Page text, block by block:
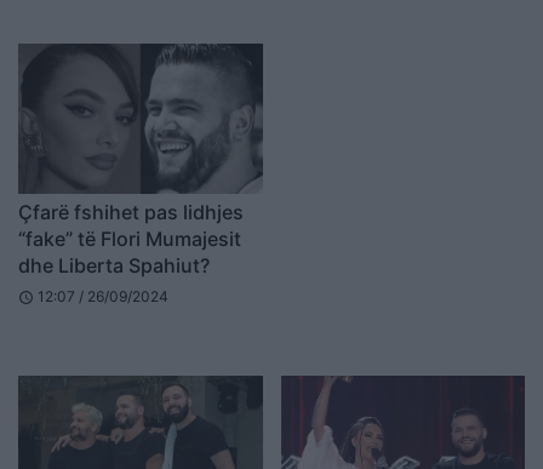
sfond?
Çfarë fshihet pas lidhjes
“fake” të Flori Mumajesit
dhe Liberta Spahiut?
schedule 12:07 / 26/09/2024